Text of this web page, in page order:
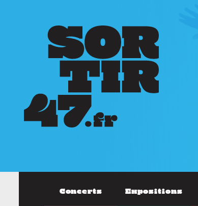
Concerts Expositions